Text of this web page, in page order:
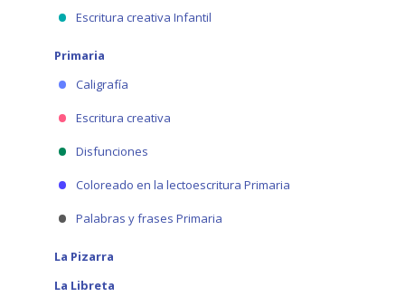
Escritura creativa Infantil
Primaria
Caligrafía
Escritura creativa
Disfunciones
Coloreado en la lectoescritura Primaria
Palabras y frases Primaria
La Pizarra
La Libreta